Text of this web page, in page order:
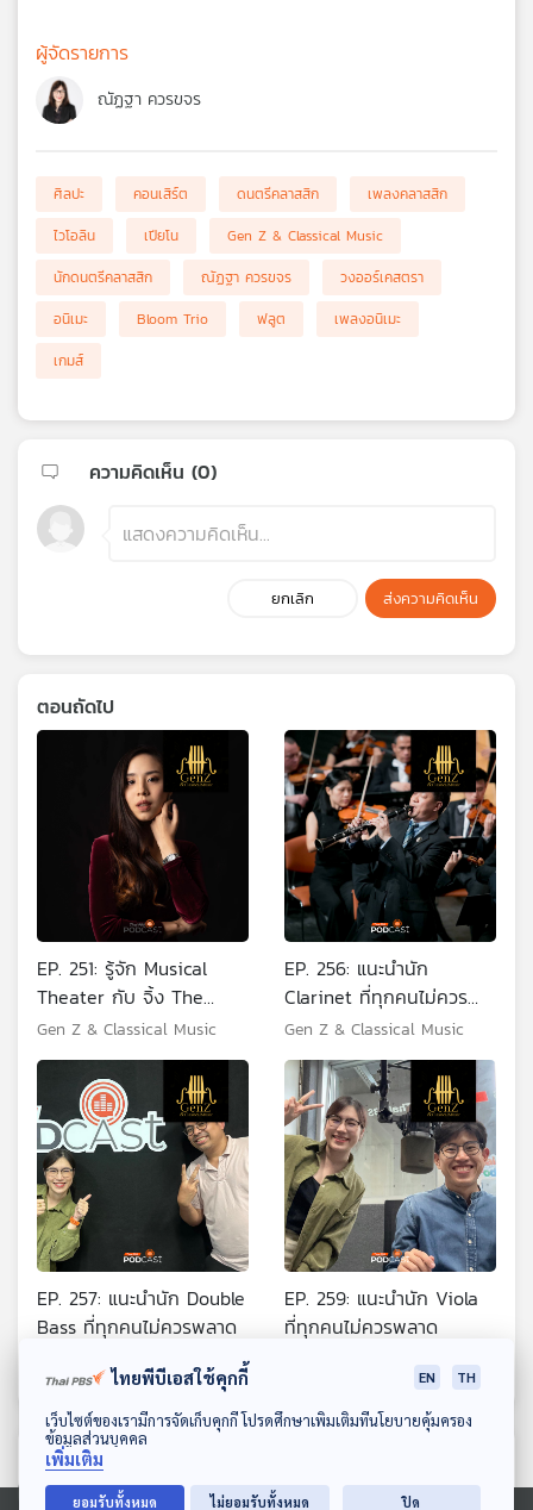
ดาวน์โหลด Thai PBS Podcast Application
ผู้จัดรายการ
ณัฏฐา ควรขจร
ศิลปะ คอนเสิร์ต ดนตรีคลาสสิก
เพลงคลาสสิก
ไวโอลิน
เปียโน
Gen Z & Classical Music
นักดนตรีคลาสสิก
ณัฏฐา ควรขจร
วงออร์เคสตรา
อนิเมะ
Bloom Trio ฟลูต
เพลงอนิเมะ
เกมส์
ความคิดเห็น (0)
ยกเลิก ส่งความคิดเห็น
ตอนถัดไป
EP. 251: รู้จัก Musical
Theater กับ จิ้ง The
Voice
Gen Z & Classical Music
EP. 256: แนะนำนัก
Clarinet ที่ทุกคนไม่ควร
พลาด
Gen Z & Classical Music
EP. 257: แนะนำนัก Double
Bass ที่ทุกคนไม่ควรพลาด
EP. 259: แนะนำนัก Viola
ที่ทุกคนไม่ควรพลาด
Gen Z & Classical Music
ตอนที่เกี่ยวข้อง
ไทยพีบีเอสใช้คุกกี้ EN TH
เว็บไซต์ของเรามีการจัดเก็บคุกกี้ โปรดศึกษาเพิ่มเติมที่นโยบายคุ้มครอง
ข้อมูลส่วนบุคคล
เพิ่มเติม
ยอมรับทั้งหมด ไม่ยอมรับทั้งหมด ปิด